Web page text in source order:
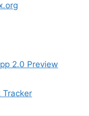
2.0 Preview